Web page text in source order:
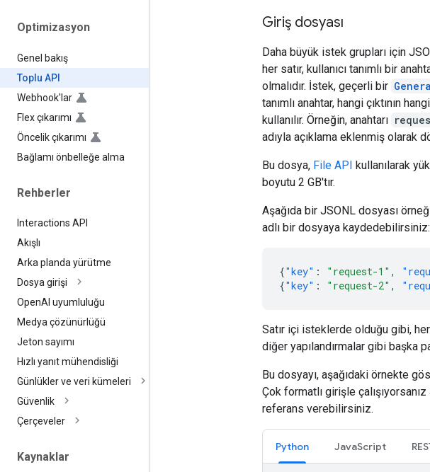
Optimizasyon
Genel bakış
Toplu API
Webhook'lar
Flex çıkarımı
Öncelik çıkarımı
Bağlamı önbelleğe alma
Rehberler
Interactions API
Akışlı
Arka planda yürütme
Dosya girişi
OpenAI uyumluluğu
Medya çözünürlüğü
Jeton sayımı
Hızlı yanıt mühendisliği
Günlükler ve veri kümeleri
Güvenlik
Çerçeveler
Kaynaklar
Giriş dosyası
Daha büyük istek grupları için
her satır, kullanıcı tanımlı bir
olmalıdır. İstek, geçerli bir
tanımlı anahtar, hangi çıktının
kullanılır. Örneğin, anahtarı
adıyla açıklama eklenmiş olarak
Bu dosya, File API kullanılarak
boyutu 2 GB'tır.
Aşağıda bir JSONL dosyası
adlı bir dosyaya kaydedebilirsiniz:
{"key" : "request-1" ,
{"key" : "request-2" ,
Satır içi isteklerde olduğu gibi,
diğer yapılandırmalar gibi başka
Bu dosyayı, aşağıdaki örnekte
Çok formatlı girişle
referans verebilirsiniz.
Python JavaScript